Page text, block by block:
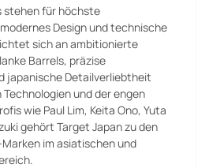
stehen für höchste
Design und technische
sich an ambitionierte
Barrels, präzise
japanische Detailverliebtheit
und der engen
wie Paul Lim, Keita Ono, Yuta
gehört Target Japan zu den
im asiatischen und